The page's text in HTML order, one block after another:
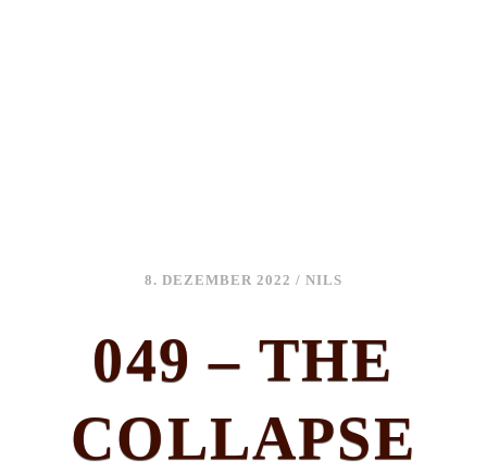
8. DEZEMBER 2022 /NILS
049 – THE
COLLAPSE